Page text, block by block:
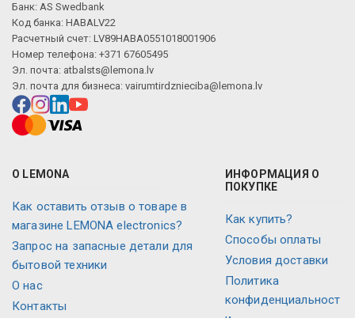
Банк: AS Swedbank
Код банка: HABALV22
Расчетный счет: LV89HABA0551018001906
Номер телефона: +371 67605495
Эл. почта: atbalsts@lemona.lv
Эл. почта для бизнеса: vairumtirdznieciba@lemona.lv
О LEMONA
Как оставить отзыв о товаре в
магазине LEMONA electronics?
Запрос на запасные детали для
бытовой техники
О нас
Контакты
ИНФОРМАЦИЯ О
ПОКУПКЕ
Как купить?
Способы оплаты
Условия доставки
Политика
конфиденциальност